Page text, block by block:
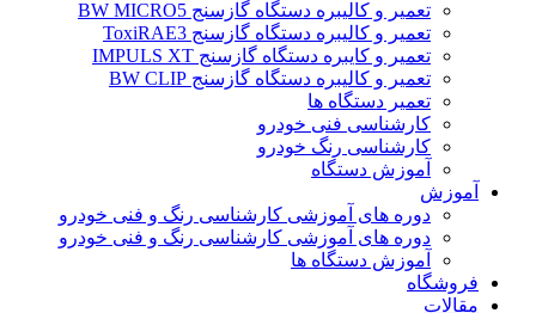
تعمیر و کالیبره دستگاه گازسنج BW MICRO5
تعمیر و کالیبره دستگاه گازسنج ToxiRAE3
تعمیر و کایبره دستگاه گازسنج IMPULS XT
تعمیر و کالیبره دستگاه گازسنج BW CLIP
تعمیر دستگاه ها
کارشناسی فنی خودرو
کارشناسی رنگ خودرو
آموزش دستگاه
آموزش
دوره های آموزشی کارشناسی رنگ و فنی خودرو
دوره های آموزشی کارشناسی رنگ و فنی خودرو
آموزش دستگاه ها
فروشگاه
مقالات